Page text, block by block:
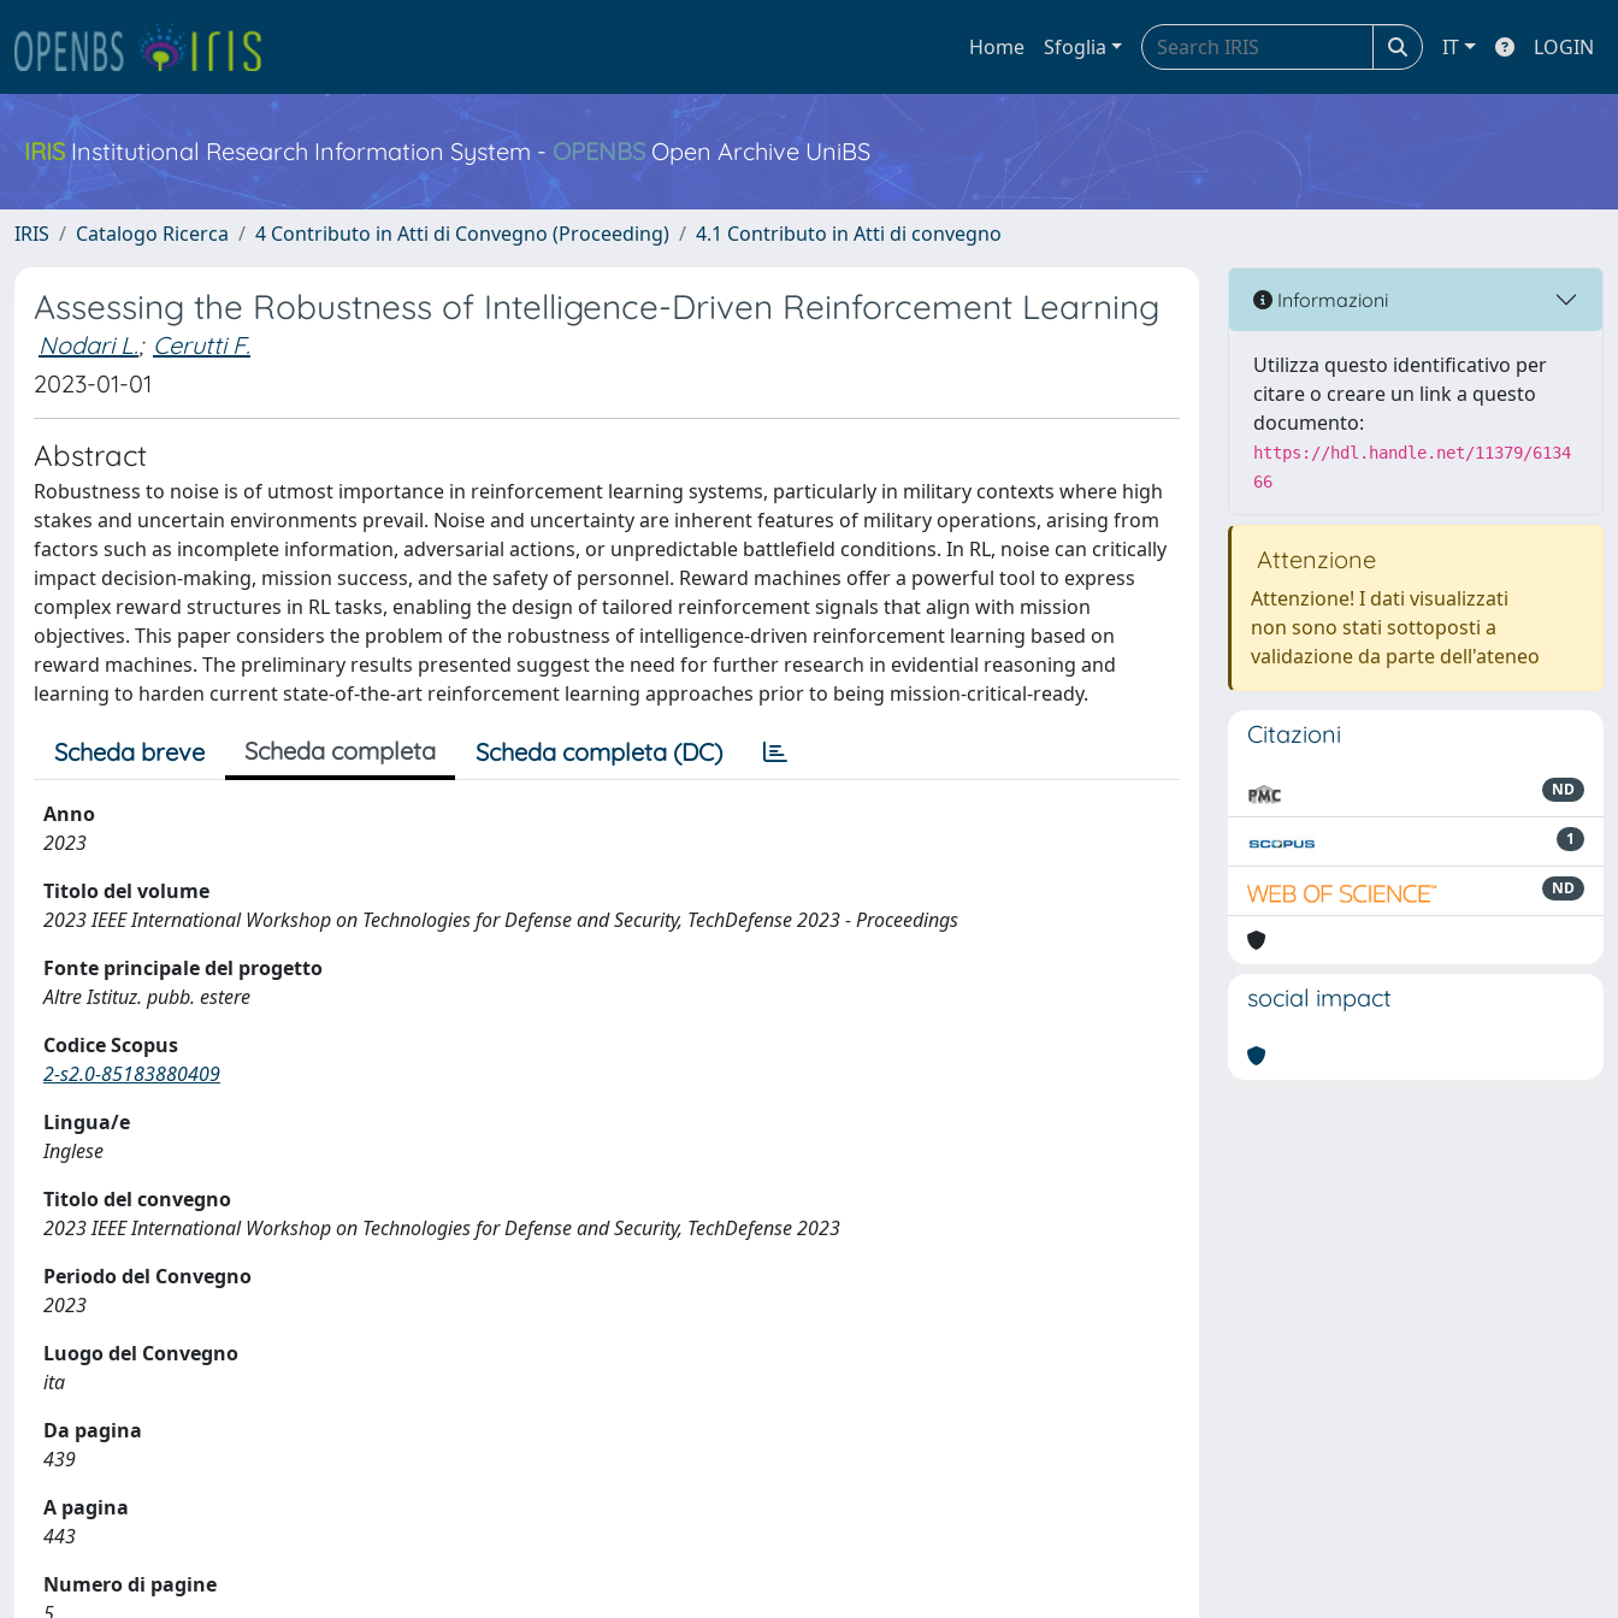
Home Sfoglia IT LOGIN
IRIS Institutional Research Information System - OPENBS Open Archive UniBS
IRIS Catalogo Ricerca 4 Contributo in Atti di Convegno (Proceeding) 4.1 Contributo in Atti di convegno
Assessing the Robustness of Intelligence-Driven Reinforcement Learning
Nodari L.; Cerutti F.
2023-01-01
Abstract
Robustness to noise is of utmost importance in reinforcement learning systems, particularly in military contexts where high
stakes and uncertain environments prevail. Noise and uncertainty are inherent features of military operations, arising from
factors such as incomplete information, adversarial actions, or unpredictable battlefield conditions. In RL, noise can critically
impact decision-making, mission success, and the safety of personnel. Reward machines offer a powerful tool to express
complex reward structures in RL tasks, enabling the design of tailored reinforcement signals that align with mission
objectives. This paper considers the problem of the robustness of intelligence-driven reinforcement learning based on
reward machines. The preliminary results presented suggest the need for further research in evidential reasoning and
learning to harden current state-of-the-art reinforcement learning approaches prior to being mission-critical-ready.
Scheda breve Scheda completa Scheda completa (DC)
Anno
2023
Titolo del volume
2023 IEEE International Workshop on Technologies for Defense and Security, TechDefense 2023 - Proceedings
Fonte principale del progetto
Altre Istituz. pubb. estere
Codice Scopus
2-s2.0-85183880409
Lingua/e
Inglese
Titolo del convegno
2023 IEEE International Workshop on Technologies for Defense and Security, TechDefense 2023
Periodo del Convegno
2023
Luogo del Convegno
ita
Da pagina
439
A pagina
443
Numero di pagine
Informazioni
Utilizza questo identificativo per
citare o creare un link a questo
documento:
https://hdl.handle.net/11379/6134
66
Attenzione
Attenzione! I dati visualizzati
non sono stati sottoposti a
validazione da parte dell'ateneo
Citazioni
ND
1
ND
social impact